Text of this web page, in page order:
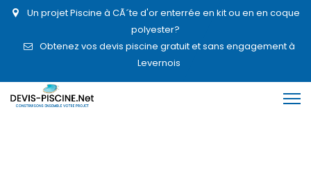
Un projet Piscine à CÃ´te d'or enterrée en kit ou en en coque
polyester?
Obtenez vos devis piscine gratuit et sans engagement à
Levernois